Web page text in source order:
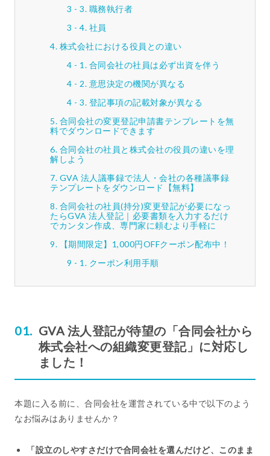
職務執行者
社員
株式会社における役員との違い
合同会社の社員は必ず出資を伴う
意思決定の機関が異なる
登記事項の記載対象が異なる
合同会社の変更登記申請書テンプレートを無
料でダウンロードできます
合同会社の社員と株式会社の役員の違いを理
解しよう
GVA 法人議事録で法人・会社の各種議事録
テンプレートをダウンロード【無料】
合同会社の社員(持分)変更登記が必要になっ
たらGVA 法人登記｜必要書類を入力するだけ
でカンタン作成、専門家に頼むより手軽に
【期間限定】1,000円OFFクーポン配布中！
クーポン利用手順
GVA 法人登記が待望の「合同会社から
株式会社への組織変更登記」に対応し
ました！
本題に入る前に、合同会社を運営されている中で以下のよう
なお悩みはありませんか？
「設立のしやすさだけで合同会社を選んだけど、このまま